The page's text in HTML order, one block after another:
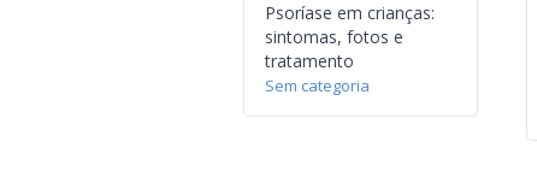
Psoríase em crianças:
sintomas, fotos e
tratamento
Sem categoria